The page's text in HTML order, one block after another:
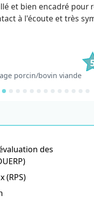
et bien encadré pour
à l'écoute et très
porcin/bovin viande
des
(RPS)